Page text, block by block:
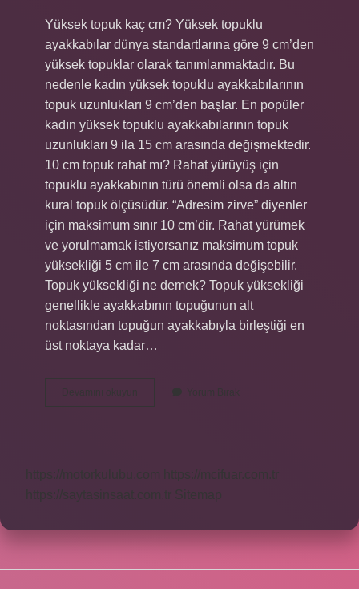
Yüksek topuk kaç cm? Yüksek topuklu
ayakkabılar dünya standartlarına göre 9 cm’den
yüksek topuklar olarak tanımlanmaktadır. Bu
nedenle kadın yüksek topuklu ayakkabılarının
topuk uzunlukları 9 cm’den başlar. En popüler
kadın yüksek topuklu ayakkabılarının topuk
uzunlukları 9 ila 15 cm arasında değişmektedir.
10 cm topuk rahat mı? Rahat yürüyüş için
topuklu ayakkabının türü önemli olsa da altın
kural topuk ölçüsüdür. “Adresim zirve” diyenler
için maksimum sınır 10 cm’dir. Rahat yürümek
ve yorulmamak istiyorsanız maksimum topuk
yüksekliği 5 cm ile 7 cm arasında değişebilir.
Topuk yüksekliği ne demek? Topuk yüksekliği
genellikle ayakkabının topuğunun alt
noktasından topuğun ayakkabıyla birleştiği en
üst noktaya kadar…
Devamını okuyun
Cm
Yorum Bırak
https://motorkulubu.com
https://mcifuar.com.tr
https://saytasinsaat.com.tr Sitemap